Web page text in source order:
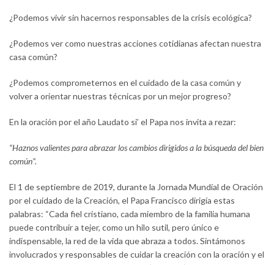
¿Podemos vivir sin hacernos responsables de la crisis ecológica?
¿Podemos ver como nuestras acciones cotidianas afectan nuestra
casa común?
¿Podemos comprometernos en el cuidado de la casa común y
volver a orientar nuestras técnicas por un mejor progreso?
En la oración por el año Laudato si’ el Papa nos invita a rezar:
“Haznos valientes para abrazar los cambios dirigidos a la búsqueda del bien
común”.
El 1 de septiembre de 2019, durante la Jornada Mundial de Oración
por el cuidado de la Creación, el Papa Francisco dirigía estas
palabras: “Cada fiel cristiano, cada miembro de la familia humana
puede contribuir a tejer, como un hilo sutil, pero único e
indispensable, la red de la vida que abraza a todos. Sintámonos
involucrados y responsables de cuidar la creación con la oración y el